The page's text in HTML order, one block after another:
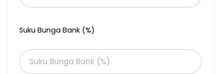
Suku Bunga Bank (%)